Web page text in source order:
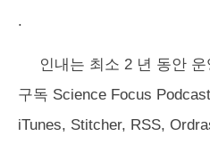
.
인내는 최소 2 년 동안
구독 Science Focus Podcast
iTunes, Stitcher, RSS,